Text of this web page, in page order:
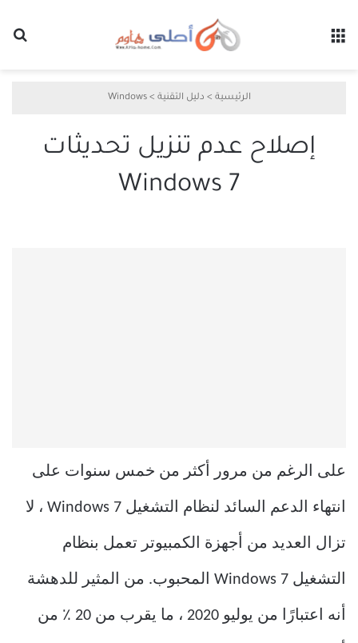
الرئيسية > دليل التقنية >
Windows
إصلاح عدم تنزيل تحديثات
Windows 7
على الرغم من مرور أكثر من خمس سنوات على
انتهاء الدعم السائد لنظام التشغيل Windows 7 ، لا
تزال العديد من أجهزة الكمبيوتر تعمل بنظام
التشغيل Windows 7 المحبوب. من المثير للدهشة
أنه اعتبارًا من يوليو 2020 ، ما يقرب من 20 ٪ من